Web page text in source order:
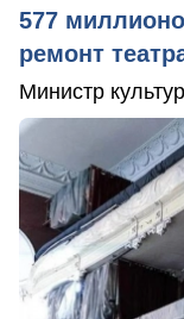
577
ремонт
Министр